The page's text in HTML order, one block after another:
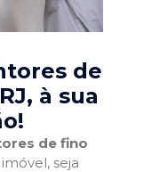
de
, à sua
de fino
seja